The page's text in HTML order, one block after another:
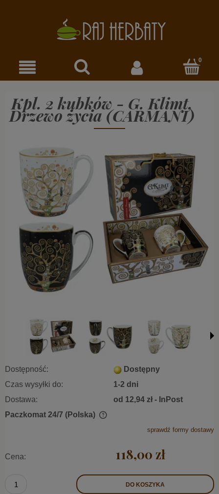
Kpl. 2 kubków - G. Klimt,
Drzewo życia (CARMANI)
Dostępność:
Dostępny
Czas wysyłki do:
1-2 dni
Dostawa:
od 12,94 zł - InPost
Paczkomat 24/7 (Polska)
sprawdź formy dostawy
Cena: 118,00 zł
DO KOSZYKA